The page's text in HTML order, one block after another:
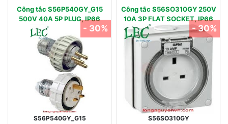
Công tắc S56P540GY_G15
500V 40A 5P PLUG, IP66
S56P540GY_G15
- 30%
Công tắc S56SO310GY 250V
10A 3P FLAT SOCKET, IP66
S56SO310GY
- 30%